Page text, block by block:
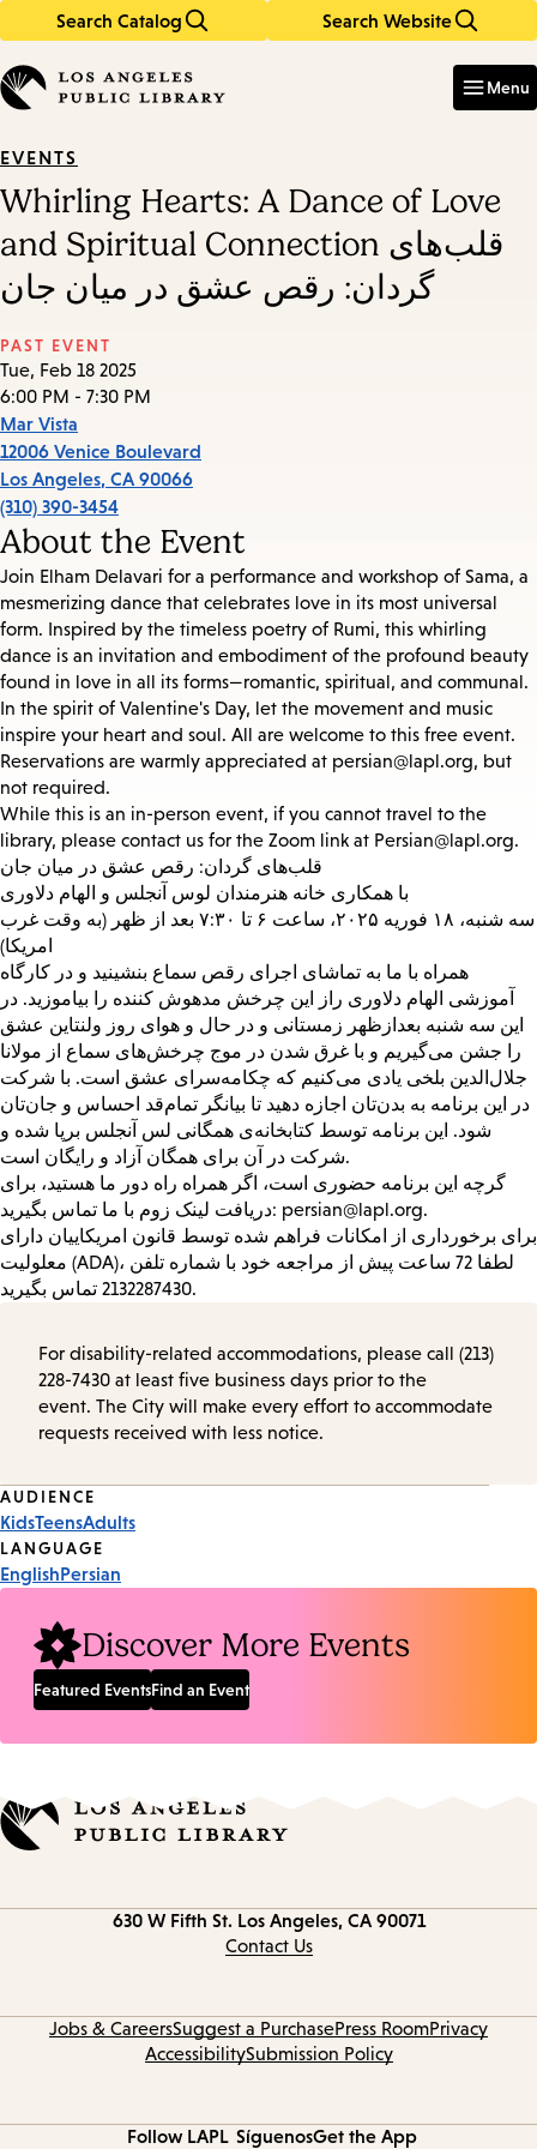
Search Catalog Search Website
in
keywords
Menu
EVENTS
Whirling Hearts: A Dance of Love
and Spiritual Connection قلب‌های
گردان: رقص عشق در میان جان
PAST EVENT
Tue, Feb 18 2025
6:00 PM - 7:30 PM
Mar Vista
12006 Venice Boulevard
Los Angeles, CA 90066
(310) 390-3454
About the Event
Join Elham Delavari for a performance and workshop of Sama, a
mesmerizing dance that celebrates love in its most universal
form. Inspired by the timeless poetry of Rumi, this whirling
dance is an invitation and embodiment of the profound beauty
found in love in all its forms—romantic, spiritual, and communal.
In the spirit of Valentine's Day, let the movement and music
inspire your heart and soul. All are welcome to this free event.
Reservations are warmly appreciated at persian@lapl.org, but
not required.
While this is an in-person event, if you cannot travel to the
library, please contact us for the Zoom link at Persian@lapl.org.
قلب‌های گردان: رقص عشق در میان جان
با همکاری خانه هنرمندان لوس آنجلس و الهام دلاوری
سه شنبه، ۱۸ فوریه ۲۰۲۵، ساعت ۶ تا ۷:۳۰ بعد از ظهر (به وقت غرب
امریکا)
همراه با ما به تماشای اجرای رقص سماع بنشینید و در کارگاه
آموزشی الهام دلاوری راز این چرخش مدهوش کننده را بیاموزید. در
این سه شنبه بعدازظهر زمستانی و در حال و هوای روز ولنتاین عشق
را جشن می‌گیریم و با غرق شدن در موج چرخش‌های سماع از مولانا
جلال‌الدین بلخی یادی می‌کنیم که چکامه‌سرای عشق است. با شرکت
در این برنامه به بدن‌تان اجازه دهید تا بیانگر تمام‌قد احساس و جان‌تان
شود. این برنامه توسط کتابخانه‌ی همگانی لس آنجلس برپا شده و
شرکت در آن برای همگان آزاد و رایگان است.
گرچه این برنامه حضوری است، اگر همراه راه دور ما هستید، برای
دریافت لینک زوم با ما تماس بگیرید: persian@lapl.org.
برای برخورداری از امکانات فراهم شده توسط قانون امریکاییان دارای
معلولیت (ADA)، لطفا 72 ساعت پیش از مراجعه خود با شماره تلفن
2132287430 تماس بگیرید.
For disability-related accommodations, please call (213)
228-7430 at least five business days prior to the
event. The City will make every effort to accommodate
requests received with less notice.
Event
Tags
AUDIENCE
KidsTeensAdults
LANGUAGE
EnglishPersian
Discover More Events
Featured EventsFind an Event
630 W Fifth St. Los Angeles, CA 90071
Contact Us
Jobs & CareersSuggest a PurchasePress RoomPrivacy
AccessibilitySubmission Policy
Follow LAPL SíguenosGet the App